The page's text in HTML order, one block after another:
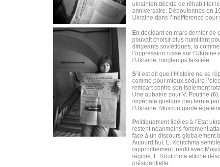
ukrainien décide de réhabiliter
anniversaire. Déboulonnés en
Ukraine dans l’indifférence
En décidant en mars dernier de
pouvait choisir plus humiliant
dirigeants soviétiques, la
l’oppression russe sur
l’Ukraine, longtemps falsifiée.
S’il est dit que l’Histoire ne se
comme pour mieux séduire
rempart contre son isolement
Une aubaine pour V. Poutine
impériale quelque peu ternie
l’Ukraine, Moscou garde
Politiquement fidèles à l’Etat
restent néanmoins fortement
face à un discours globalement
Aujourd’hui, L. Koutchma
rapprochement inédit avec
régime, L. Koutchma affiche
présidentielle.